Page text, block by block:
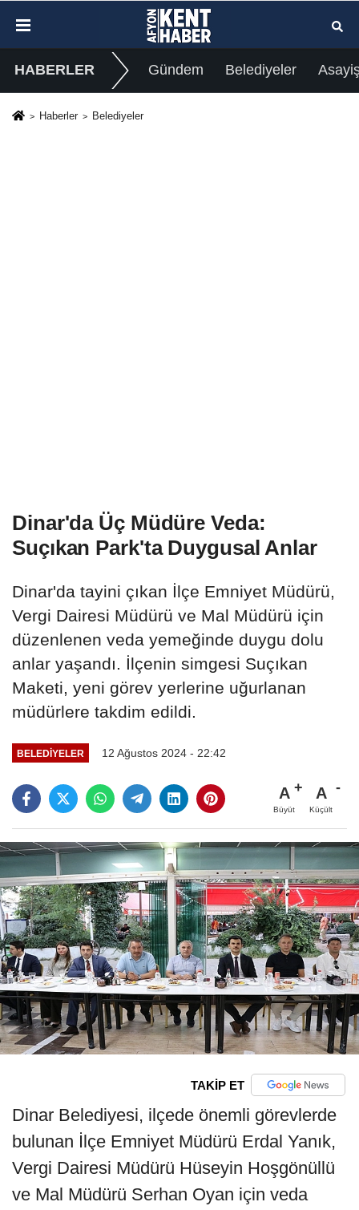
HABERLER Gündem Belediyeler
Haberler Belediyeler
Dinar'da Üç Müdüre Veda:
Suçıkan Park'ta Duygusal Anlar
Dinar'da tayini çıkan İlçe Emniyet Müdürü,
Vergi Dairesi Müdürü ve Mal Müdürü için
düzenlenen veda yemeğinde duygu dolu
anlar yaşandı. İlçenin simgesi Suçıkan
Maketi, yeni görev yerlerine uğurlanan
müdürlere takdim edildi.
BELEDIYELER 12 Ağustos 2024 - 22:42
A
Büyüt
A
Küçült
TAKİP ET
Dinar Belediyesi, ilçede önemli görevlerde
bulunan İlçe Emniyet Müdürü Erdal Yanık,
Vergi Dairesi Müdürü Hüseyin Hoşgönüllü
ve Mal Müdürü Serhan Oyan için veda